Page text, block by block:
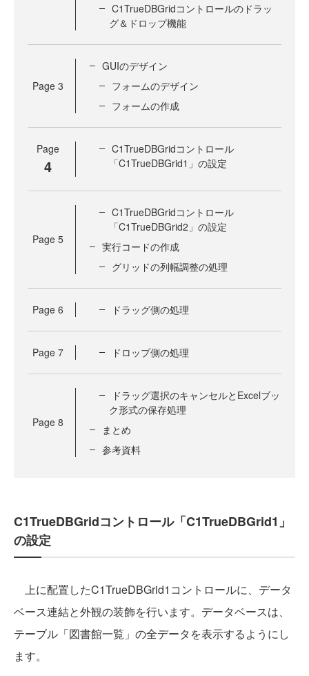
C1TrueDBGridコントロールのドラッ
グ＆ドロップ機能
Page 3
GUIのデザイン
フォームのデザイン
フォームの作成
Page
4
C1TrueDBGridコントロール
「C1TrueDBGrid1」の設定
Page 5
C1TrueDBGridコントロール
「C1TrueDBGrid2」の設定
実行コードの作成
グリッドの列幅調整の処理
Page 6 ドラッグ側の処理
Page 7 ドロップ側の処理
Page 8
ドラッグ選択のキャンセルとExcelブッ
ク形式の保存処理
まとめ
参考資料
C1TrueDBGridコントロール「C1TrueDBGrid1」
の設定
上に配置したC1TrueDBGrid1コントロールに、データ
ベース連結と外観の装飾を行います。データベースは、
テーブル「図書館一覧」の全データを表示するようにし
ます。